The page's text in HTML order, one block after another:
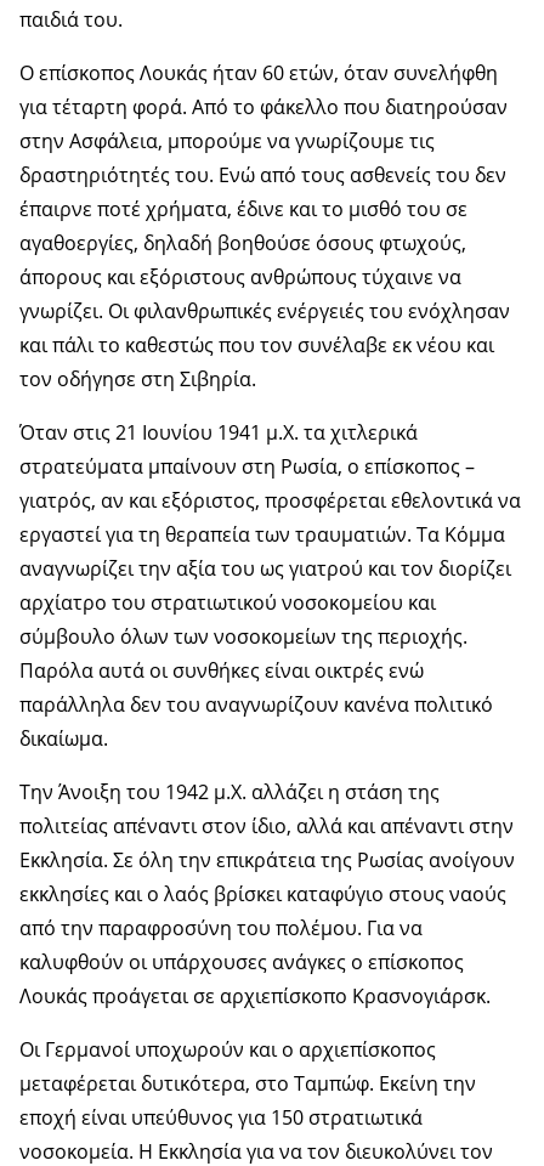
παιδιά του.
Ο επίσκοπος Λουκάς ήταν 60 ετών, όταν συνελήφθη
για τέταρτη φορά. Από το φάκελλο που διατηρούσαν
στην Ασφάλεια, μπορούμε να γνωρίζουμε τις
δραστηριότητές του. Ενώ από τους ασθενείς του δεν
έπαιρνε ποτέ χρήματα, έδινε και το μισθό του σε
αγαθοεργίες, δηλαδή βοηθούσε όσους φτωχούς,
άπορους και εξόριστους ανθρώπους τύχαινε να
γνωρίζει. Οι φιλανθρωπικές ενέργειές του ενόχλησαν
και πάλι το καθεστώς που τον συνέλαβε εκ νέου και
τον οδήγησε στη Σιβηρία.
Όταν στις 21 Ιουνίου 1941 μ.Χ. τα χιτλερικά
στρατεύματα μπαίνουν στη Ρωσία, ο επίσκοπος –
γιατρός, αν και εξόριστος, προσφέρεται εθελοντικά να
εργαστεί για τη θεραπεία των τραυματιών. Τα Κόμμα
αναγνωρίζει την αξία του ως γιατρού και τον διορίζει
αρχίατρο του στρατιωτικού νοσοκομείου και
σύμβουλο όλων των νοσοκομείων της περιοχής.
Παρόλα αυτά οι συνθήκες είναι οικτρές ενώ
παράλληλα δεν του αναγνωρίζουν κανένα πολιτικό
δικαίωμα.
Την Άνοιξη του 1942 μ.Χ. αλλάζει η στάση της
πολιτείας απέναντι στον ίδιο, αλλά και απέναντι στην
Εκκλησία. Σε όλη την επικράτεια της Ρωσίας ανοίγουν
εκκλησίες και ο λαός βρίσκει καταφύγιο στους ναούς
από την παραφροσύνη του πολέμου. Για να
καλυφθούν οι υπάρχουσες ανάγκες ο επίσκοπος
Λουκάς προάγεται σε αρχιεπίσκοπο Κρασνογιάρσκ.
Οι Γερμανοί υποχωρούν και ο αρχιεπίσκοπος
μεταφέρεται δυτικότερα, στο Ταμπώφ. Εκείνη την
εποχή είναι υπεύθυνος για 150 στρατιωτικά
νοσοκομεία. Η Εκκλησία για να τον διευκολύνει τον